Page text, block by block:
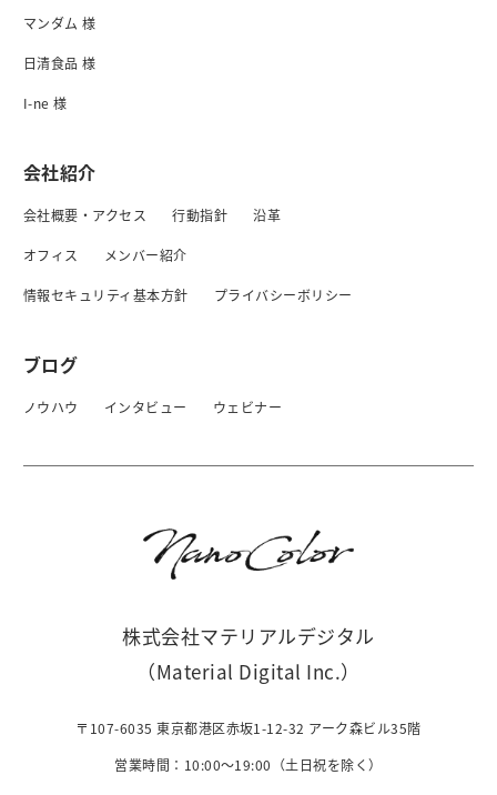
マンダム 様
日清食品 様
I-ne 様
会社紹介
会社概要・アクセス 行動指針 沿革
オフィス メンバー紹介
情報セキュリティ基本方針 プライバシーボリシー
ブログ
ノウハウ インタビュー ウェビナー
株式会社マテリアルデジタル
（Material Digital Inc.）
〒107-6035 東京都港区赤坂1-12-32 アーク森ビル35階
営業時間：10:00〜19:00（土日祝を除く）